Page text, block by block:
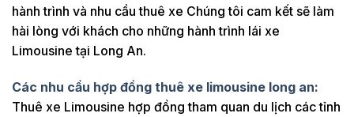
hành trình và nhu cầu thuê xe Chúng tôi cam kết sẽ làm
hài lòng với khách cho những hành trình lái xe
Limousine tại Long An.
Các nhu cầu hợp đồng thuê xe limousine long an:
Thuê xe Limousine hợp đồng tham quan du lịch các tỉnh